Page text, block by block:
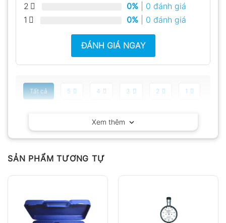
2
0% | 0 đánh giá
1
0% | 0 đánh giá
ĐÁNH GIÁ NGAY
Tất cả 5 4 3 2 1
Chưa có đánh giá nào.
Xem thêm
SẢN PHẨM TƯƠNG TỰ